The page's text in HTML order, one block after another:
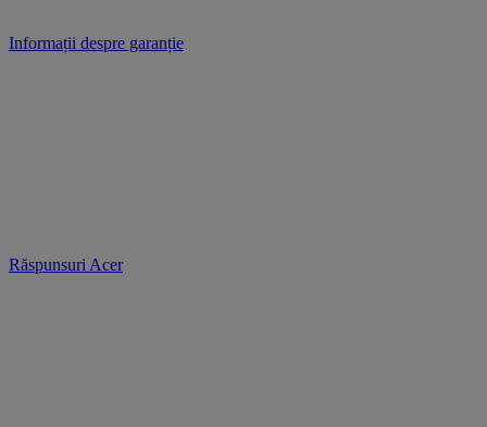
Informații despre garanție
Răspunsuri Acer